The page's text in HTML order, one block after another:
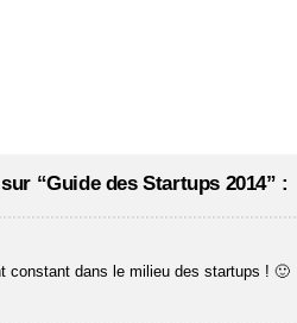
“Guide des Startups 2014” :
constant dans le milieu des startups ! 🙂